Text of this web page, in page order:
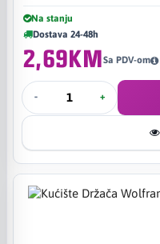
Na stanju
Dostava 24-48h
2,69KMSa PDV-om
- +